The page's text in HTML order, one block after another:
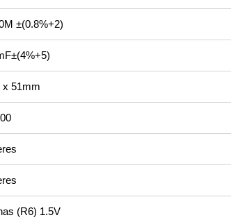
±(0.8%+2)
x 51mm
(R6) 1.5V